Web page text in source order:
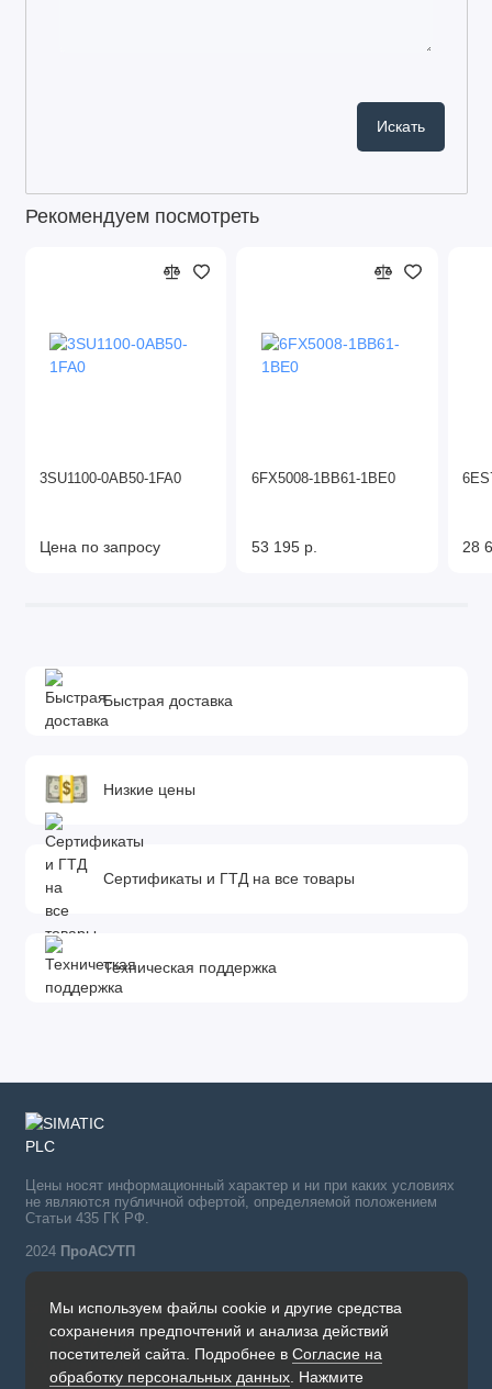
Рекомендуем посмотреть
3SU1100-0AB50-1FA0
Цена по запросу
6FX5008-1BB61-1BE0
53 195 р. 28
Быстрая доставка
Низкие цены
Сертификаты и ГТД на все товары
Техническая поддержка
Мы используем файлы cookie и другие средства
сохранения предпочтений и анализа действий
посетителей сайта. Подробнее в Согласие на
обработку персональных данных . Нажмите
Цены носят информационный характер и ни при каких условиях
не являются публичной офертой, определяемой положением
Статьи 435 ГК РФ.
2024 ПроАСУТП
Simatic в России тел.:
+7 (342) 273-82-09